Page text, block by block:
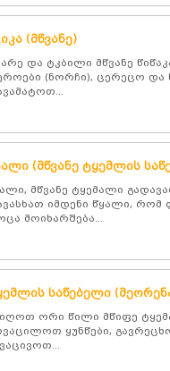
(მწვანე)
და ტკბილი მწვანე
(ნორჩი), ცერეცო და
(მწვანე ტყემლის
მწვანე ტყემალი
იმდენი წყალი,
მოიხარშება...
საწებელი
ორი წილი მწიფე
ყუნწები,